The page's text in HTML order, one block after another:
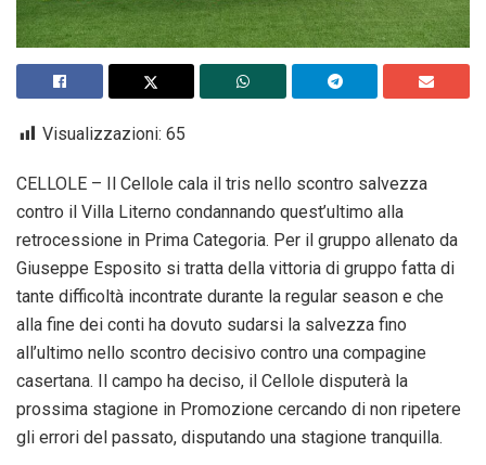
Visualizzazioni: 65
CELLOLE – Il Cellole cala il tris nello scontro salvezza
contro il Villa Literno condannando quest’ultimo alla
retrocessione in Prima Categoria. Per il gruppo allenato da
Giuseppe Esposito si tratta della vittoria di gruppo fatta di
tante difficoltà incontrate durante la regular season e che
alla fine dei conti ha dovuto sudarsi la salvezza fino
all’ultimo nello scontro decisivo contro una compagine
casertana. Il campo ha deciso, il Cellole disputerà la
prossima stagione in Promozione cercando di non ripetere
gli errori del passato, disputando una stagione tranquilla.